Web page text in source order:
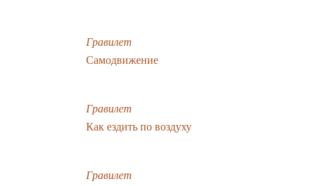
Гравилет
Самодвижение
Гравилет
Как ездить по воздуху
Гравилет